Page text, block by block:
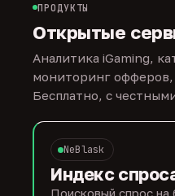
ПРОДУКТЫ
Открытые
Аналитика iGaming,
мониторинг
Бесплатно, с
NeBlask
Индекс
Поисковый спрос на